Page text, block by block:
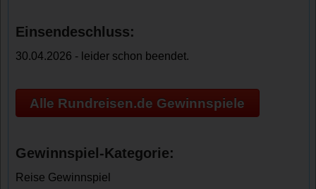
Einsendeschluss:
30.04.2026 - leider schon beendet.
Alle Rundreisen.de Gewinnspiele
Gewinnspiel-Kategorie:
Reise Gewinnspiel